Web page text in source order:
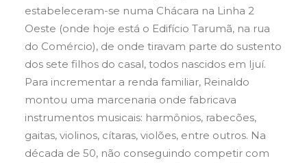
estabeleceram-se numa Chácara na Linha 2
Oeste (onde hoje está o Edifício Tarumã, na rua
do Comércio), de onde tiravam parte do sustento
dos sete filhos do casal, todos nascidos em Ijuí.
Para incrementar a renda familiar, Reinaldo
montou uma marcenaria onde fabricava
instrumentos musicais: harmônios, rabecões,
gaitas, violinos, cítaras, violões, entre outros. Na
década de 50, não conseguindo competir com